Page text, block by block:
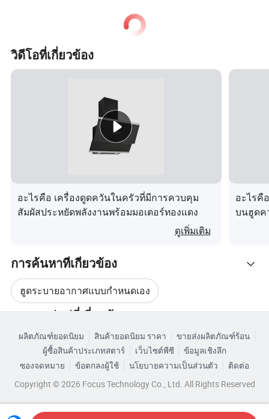
วิดีโอที่เกี่ยวข้อง
อะไรคือ เครื่องดูดควันในครัวที่มีการควบคุม
สัมผัสประหยัดพลังงานพร้อมมอเตอร์ทองแดง
ดูเพิ่มเติม
อะไรคื
บนฮูดค
การค้นหาที่เกี่ยวข้อง
ฮูดระบายอากาศแบบกำหนดเอง
เตาดูดควันในครัวที่ใช้แล้ว ฮูดดูดอากาศในครัว
Hood สแตนเลส
เรียกดูตามหมวดหมู่
ผลิตภัณฑ์ยอดนิยม สินค้ายอดนิยม ราคา
ขายส่งผลิตภัณฑ์ร้อน
ผู้ซื้อสินค้าประเภทสตาร์
เว็บไซต์พีซี
ข้อมูลเชิงลึก
ซองจดหมาย
ข้อตกลงผู้ใช้ นโยบายความเป็นส่วนตัว
ติดต่อ
Copyright © 2026 Focus Technology Co., Ltd. All Rights Reserved